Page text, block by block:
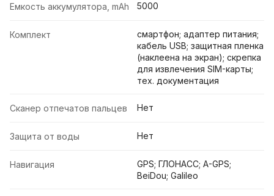
Емкость аккумулятора, mAh 5000
Комплект
смартфон; адаптер питания;
кабель USB; защитная пленка
(наклеена на экран); скрепка
для извлечения SIM-карты;
тех. документация
Сканер отпечатов пальцев Нет
Защита от воды Нет
Навигация
GPS; ГЛОНАСС; A-GPS;
BeiDou; Galileo